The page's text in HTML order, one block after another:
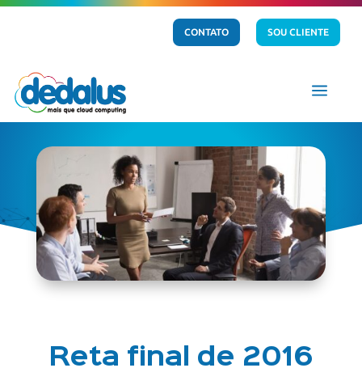
CONTATO SOU CLIENTE
a
Reta final de 2016